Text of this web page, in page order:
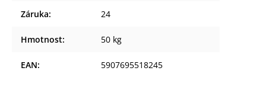
Záruka: 24
Hmotnost: 50 kg
EAN: 5907695518245